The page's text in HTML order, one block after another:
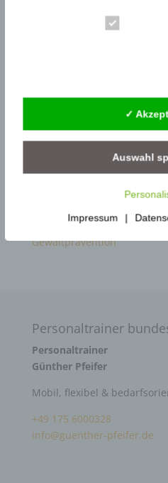
Reform der DGUV
Arbeitsschutz
Gewaltschutzkoordinator im
Gewaltschutzkoordinator in
Gewaltprävention
Personaltrainer
Personaltrainer
Günther Pfeifer
Mobil, flexibel &
+49 175 6000328
info@guenther-pfeifer.de
✓
Auswahl
Impressum |